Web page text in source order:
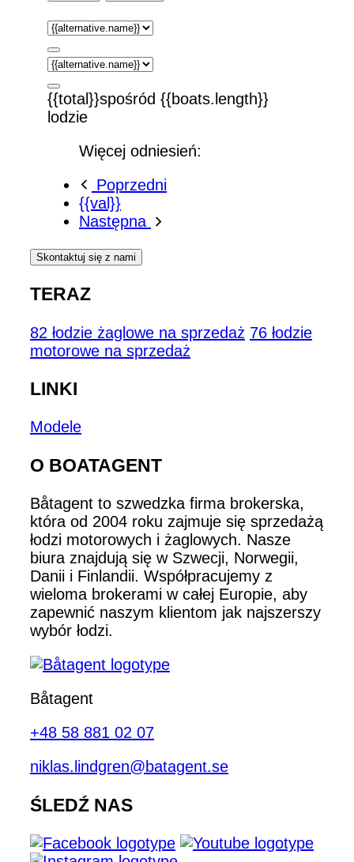
{{total}}spośród {{boats.length}}
lodzie
Więcej odniesień:
Poprzedni
{{val}}
Następna
Skontaktuj się z nami
TERAZ
82 łodzie żaglowe na sprzedaż 76 łodzie
motorowe na sprzedaż
LINKI
Modele
O BOATAGENT
Båtagent to szwedzka firma brokerska,
która od 2004 roku zajmuje się sprzedażą
łodzi motorowych i żaglowych. Nasze
biura znajdują się w Szwecji, Norwegii,
Danii i Finlandii. Współpracujemy z
wieloma brokerami w całej Europie, aby
zapewnić naszym klientom jak najszerszy
wybór łodzi.
Båtagent
+48 58 881 02 07
niklas.lindgren@batagent.se
ŚLEDŹ NAS